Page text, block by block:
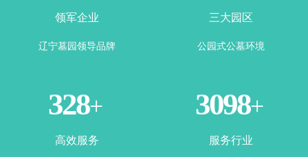
领军企业
辽宁墓园领导品牌
三大园区
公园式公墓环境
365+
高效服务
3500+
服务行业